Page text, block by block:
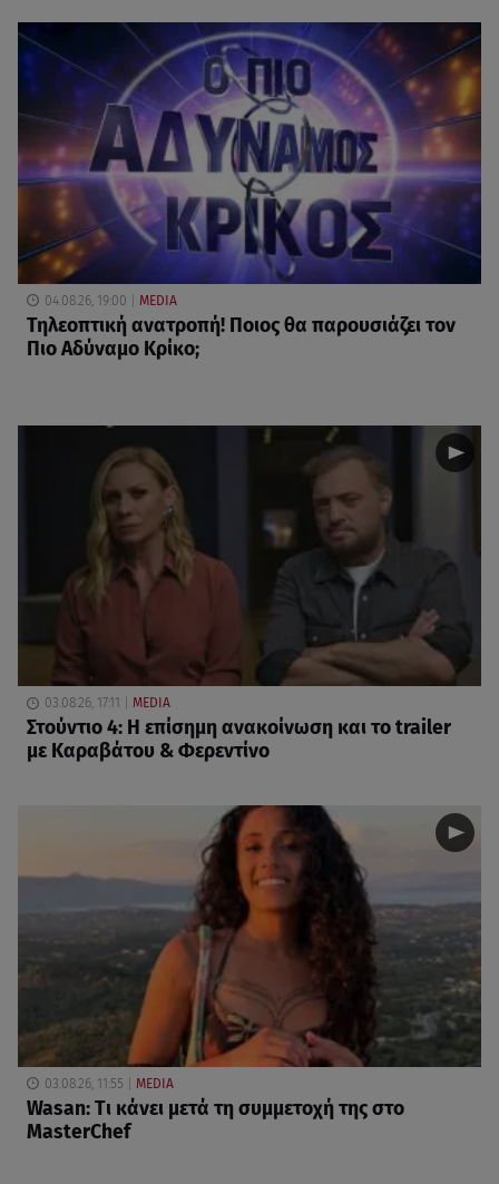
04.08.26, 19:00 MEDIA
Τηλεοπτική ανατροπή! Ποιος θα παρουσιάζει τον
Πιο Αδύναμο Κρίκο;
03.08.26, 17:11 MEDIA
Στούντιο 4: Η επίσημη ανακοίνωση και το trailer
με Καραβάτου & Φερεντίνο
03.08.26, 11:55 MEDIA
Wasan: Tι κάνει μετά τη συμμετοχή της στο
MasterChef